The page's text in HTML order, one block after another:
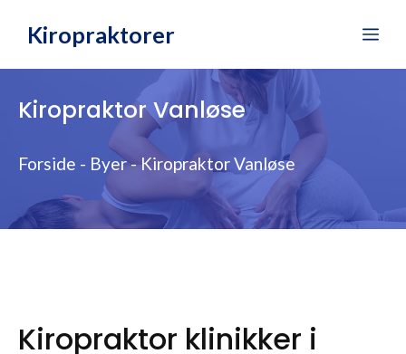
Kiropraktorer
Kiropraktor Vanløse
Forside - Byer-Kiropraktor Vanløse
Kiropraktor klinikker i